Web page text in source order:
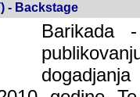
- Backstage
Barikada